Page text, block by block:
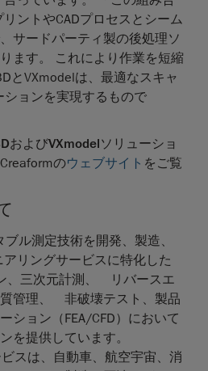
ントやCADプロセスとシーム
サードパーティ製の後処理ソ
ます。 これにより作業を短縮
とVXmodelは、最適なスキャ
ションを実現するもので
およびVXmodelソリューショ
のウェブサイト をご覧
ル測定技術を開発、製造、
リングサービスに特化した
、三次元計測、 リバースエ
管理、 非破壊テスト、製品
ション（FEA/CFD）において
を提供しています。
スは、自動車、航空宇宙、消